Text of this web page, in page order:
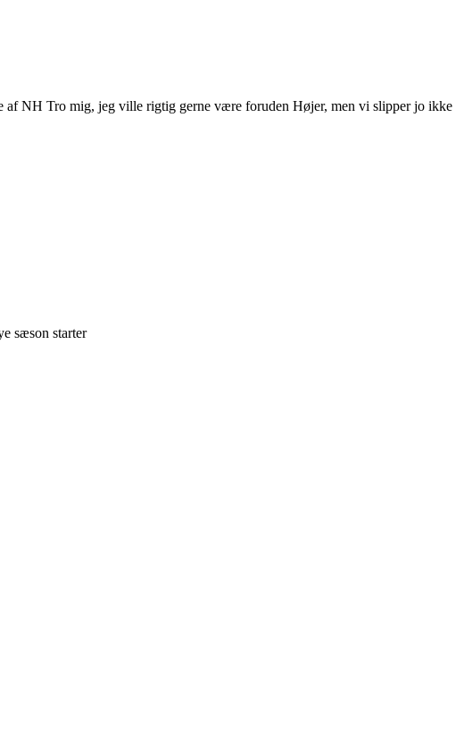
af NH Tro mig, jeg ville rigtig gerne være foruden Højer, men vi slipper jo ikke
sæson starter